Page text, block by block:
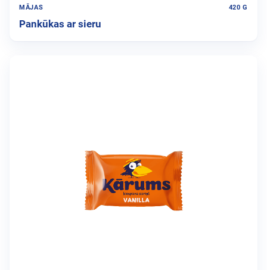
MĀJAS 420 G
Pankūkas ar sieru